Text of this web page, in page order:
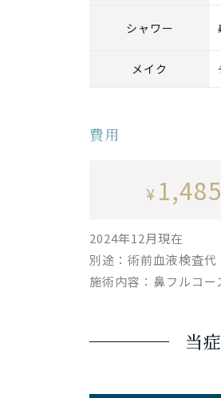
シャワー
メイク
費用
¥
2024年12月現在
別途：術前血液検査代
施術内容：鼻フルコ
当